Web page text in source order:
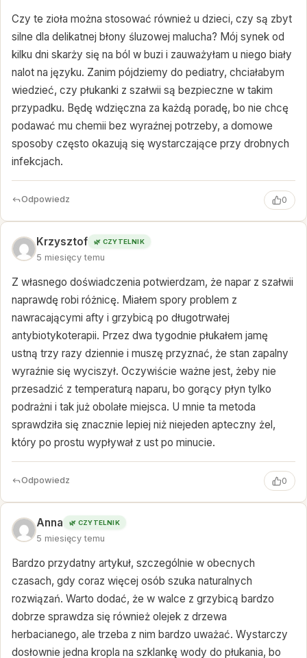
Czy te zioła można stosować również u dzieci, czy są zbyt
silne dla delikatnej błony śluzowej malucha? Mój synek od
kilku dni skarży się na ból w buzi i zauważyłam u niego biały
nalot na języku. Zanim pójdziemy do pediatry, chciałabym
wiedzieć, czy płukanki z szałwii są bezpieczne w takim
przypadku. Będę wdzięczna za każdą poradę, bo nie chcę
podawać mu chemii bez wyraźnej potrzeby, a domowe
sposoby często okazują się wystarczające przy drobnych
infekcjach.
Odpowiedz 0
Krzysztof 🌿 CZYTELNIK
5 miesięcy temu
Z własnego doświadczenia potwierdzam, że napar z szałwii
naprawdę robi różnicę. Miałem spory problem z
nawracającymi afty i grzybicą po długotrwałej
antybiotykoterapii. Przez dwa tygodnie płukałem jamę
ustną trzy razy dziennie i muszę przyznać, że stan zapalny
wyraźnie się wyciszył. Oczywiście ważne jest, żeby nie
przesadzić z temperaturą naparu, bo gorący płyn tylko
podrażni i tak już obolałe miejsca. U mnie ta metoda
sprawdziła się znacznie lepiej niż niejeden apteczny żel,
który po prostu wypływał z ust po minucie.
Odpowiedz 0
Anna 🌿 CZYTELNIK
5 miesięcy temu
Bardzo przydatny artykuł, szczególnie w obecnych
czasach, gdy coraz więcej osób szuka naturalnych
rozwiązań. Warto dodać, że w walce z grzybicą bardzo
dobrze sprawdza się również olejek z drzewa
herbacianego, ale trzeba z nim bardzo uważać. Wystarczy
dosłownie jedna kropla na szklankę wody do płukania, bo